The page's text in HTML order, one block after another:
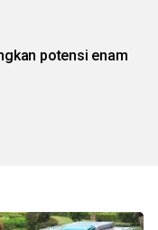
potensi enam